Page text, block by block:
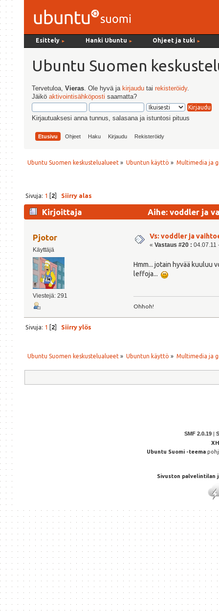
Esittely ► Hanki Ubuntu ► Ohjeet ja tuki ►
Ubuntu Suomen
Tervetuloa,Vieras . Ole hyvä ja kirjaudu tairekisteröidy.
Jäiköaktivointisähköposti saamatta?
Kirjautuaksesi anna tunnus, salasana ja istuntosi pituus
Etusivu Ohjeet Haku Kirjaudu Rekisteröidy
Ubuntu Suomen keskustelualueet » Ubuntun käyttö » Multimedia ja
Sivuja: 1 [2] Siirry alas
Kirjoittaja Aihe: voddler ja
Pjotor
Käyttäjä
Viestejä: 291
Vs: voddler ja
« Vastaus #20 : 04.07.11
Hmm... jotain hyvää
leffoja...
Ohhoh!
Sivuja: 1 [2] Siirry ylös
Ubuntu Suomen keskustelualueet » Ubuntun käyttö » Multimedia ja
SMF 2.0.19 |
Ubuntu Suomi -teema
Sivuston palvelintilan